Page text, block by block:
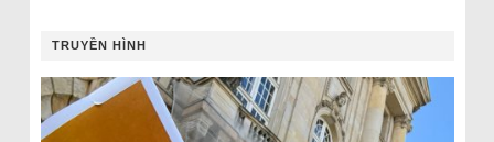
TRUYỀN HÌNH